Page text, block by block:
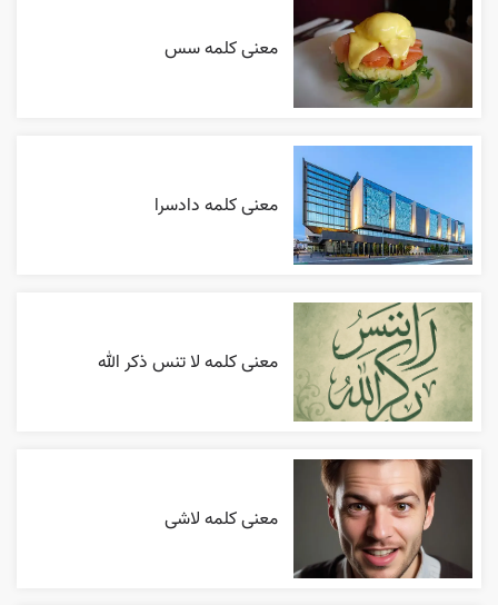
معنی کلمه سس
معنی کلمه دادسرا
معنی کلمه لا تنس ذکر الله
معنی کلمه لاشی